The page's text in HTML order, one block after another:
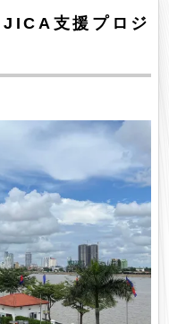
支援プロジ